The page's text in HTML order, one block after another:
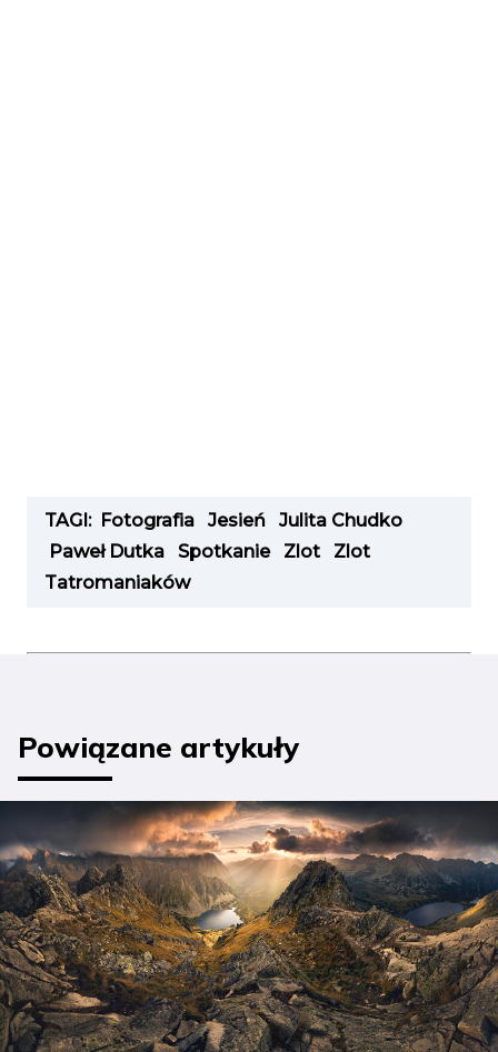
TAGI: Fotografia Jesień
Julita Chudko
Paweł Dutka
Spotkanie Zlot
Zlot
Tatromaniaków
Powiązane artykuły